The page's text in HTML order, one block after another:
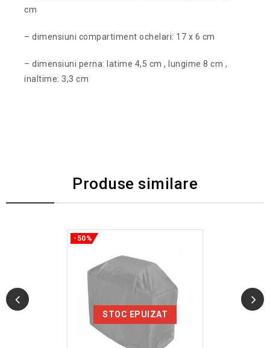
cm
– dimensiuni compartiment ochelari: 17 x 6 cm
– dimensiuni perna: latime 4,5 cm , lungime 8 cm ,
inaltime: 3,3 cm
Produse similare
STOC EPUIZAT
-50%